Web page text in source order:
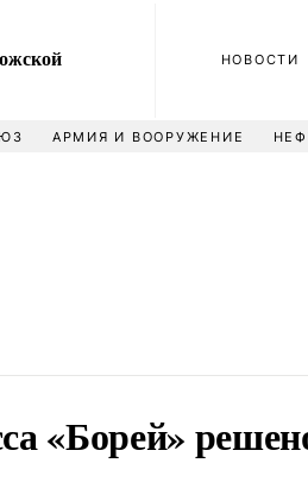
НОВОСТИ
АРМИЯ И ВООРУЖЕНИЕ
«Борей»